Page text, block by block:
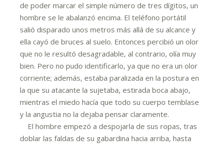
de poder marcar el simple número de tres dígitos, un
hombre se le abalanzó encima. El teléfono portátil
salió disparado unos metros más allá de su alcance y
ella cayó de bruces al suelo. Entonces percibió un olor
que no le resultó desagradable, al contrario, olía muy
bien. Pero no pudo identificarlo, ya que no era un olor
corriente; además, estaba paralizada en la postura en
la que su atacante la sujetaba, estirada boca abajo,
mientras el miedo hacía que todo su cuerpo temblase
y la angustia no la dejaba pensar claramente.
El hombre empezó a despojarla de sus ropas, tras
doblar las faldas de su gabardina hacia arriba, hasta